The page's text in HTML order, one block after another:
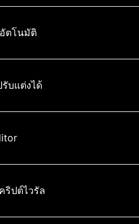
ตโนมัติ
บแต่งได้
ริปต์ไวรัล